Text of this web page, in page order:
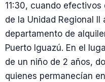
11:30, cuando
de la Unidad Regional II
departamento de
Puerto Iguazú. En el
de un niño de 2 años,
quienes permanecían